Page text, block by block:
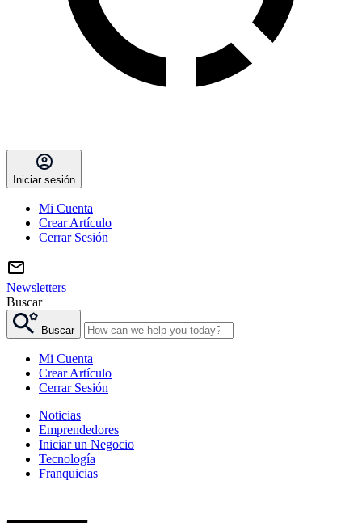
Iniciar sesión
Mi Cuenta
Crear Artículo
Cerrar Sesión
Newsletters
Buscar
Buscar
Mi Cuenta
Crear Artículo
Cerrar Sesión
Noticias
Emprendedores
Iniciar un Negocio
Tecnología
Franquicias